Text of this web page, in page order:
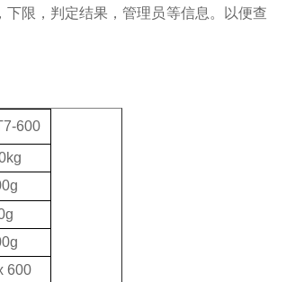
限，判定结果，管理员等信息。以便查
-600
600